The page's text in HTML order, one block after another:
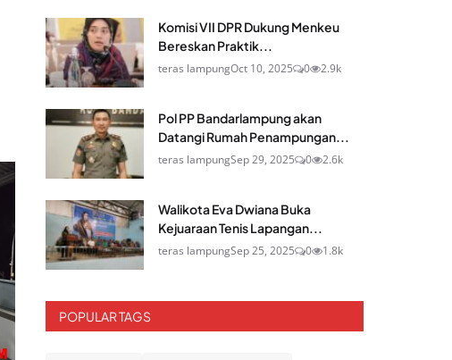
Komisi VII DPR Dukung Menkeu
Bereskan Praktik...
teras lampungOct 10, 2025 0 2.9k
Pol PP Bandarlampung akan
Datangi Rumah Penampungan...
teras lampungSep 29, 2025 0 2.6k
Walikota Eva Dwiana Buka
Kejuaraan Tenis Lapangan...
teras lampungSep 25, 2025 0 1.8k
POPULAR TAGS